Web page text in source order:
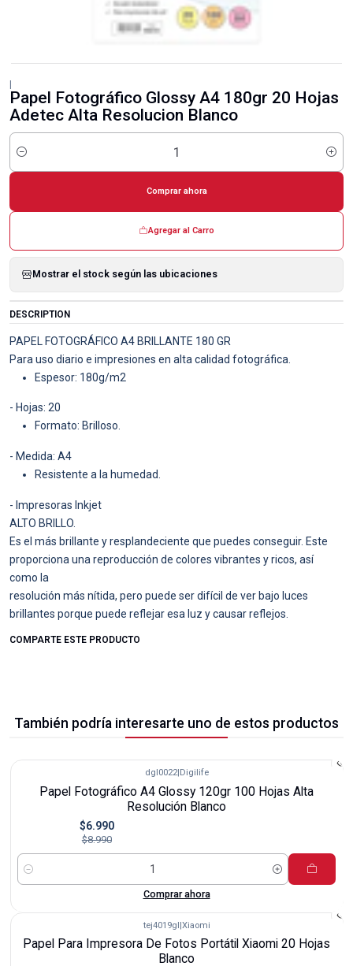
Papel Fotográfico Glossy A4 180gr 20 Hojas
Adetec Alta Resolucion Blanco
Cantidad
Agregar al Carro
Comprar ahora
Mostrar el stock según las ubicaciones
DESCRIPTION
PAPEL FOTOGRÁFICO A4 BRILLANTE 180 GR
Para uso diario e impresiones en alta calidad fotográfica.
Espesor: 180g/m2
- Hojas: 20
Formato: Brilloso.
- Medida: A4
Resistente a la humedad.
- Impresoras Inkjet
ALTO BRILLO.
Es el más brillante y resplandeciente que puedes conseguir. Este
proporciona una reproducción de colores vibrantes y ricos, así
como la
resolución más nítida, pero puede ser difícil de ver bajo luces
brillantes porque puede reflejar esa luz y causar reflejos.
COMPARTE ESTE PRODUCTO
También podría interesarte uno de estos productos
dgl0022| Digilife
Papel Fotográfico A4 Glossy 120gr 100 Hojas Alta
Resolución Blanco
$6.990
$8.990
Cantidad
Comprar ahora
tej4019gl|Xiaomi
Papel Para Impresora De Fotos Portátil Xiaomi 20 Hojas
Blanco